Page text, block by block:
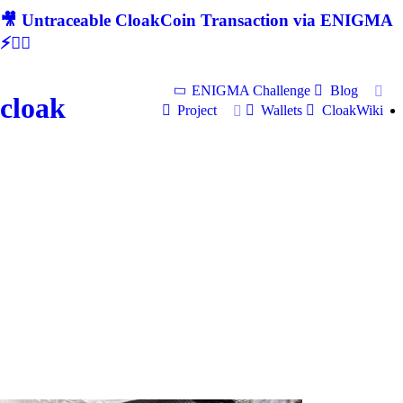
🎥 Untraceable CloakCoin Transaction via ENIGMA
⚡🕵‍♂
cloak
ENIGMA Challenge
Blog
Project
Wallets CloakWiki